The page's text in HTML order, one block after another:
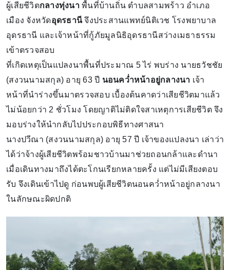
ผู้เสียชีวิตกลางทุ่งนา พื้นที่บ้านถิ่น ตำบลสามพร้าว อำเภอ
เมือง จังหวัดอุดรธานีจึงประสานแพทย์นิติเวช โรงพยาบาล
อุดรธานี และเจ้าหน้าที่กู้ภัยมูลนิธิอุดรธานีสว่างเมธาธรรม
เข้าตรวจสอบ
ที่เกิดเหตุเป็นแปลงนาพื้นที่ประมาณ 5 ไร่ พบร่าง นายธวัชชัย
(สงวนนามสกุล) อายุ 63 ปี นอนคว่ำหน้าอยู่กลางนา เจ้า
หน้าที่นำร่างขึ้นมาตรวจสอบ เบื้องต้นคาดว่าเสียชีวิตมาแล้ว
ไม่น้อยกว่า 2 ชั่วโมง โดยญาติไม่ติดใจสาเหตุการเสียชีวิต จึง
มอบร่างให้นำกลับไปประกอบพิธีทางศาสนา
นางปวีณา (สงวนนามสกุล) อายุ 57 ปี เจ้าของแปลงนา เล่าว่า
ได้ว่าจ้างผู้เสียชีวิตพร้อมชาวบ้านมาช่วยถอนกล้าและดำนา
เมื่อเดินทางมาถึงได้ตะโกนเรียกหลายครั้ง แต่ไม่มีเสียงตอบ
รับ จึงเดินเข้าไปดู ก่อนพบผู้เสียชีวิตนอนคว่ำหน้าอยู่กลางนา
ในลักษณะผิดปกติ